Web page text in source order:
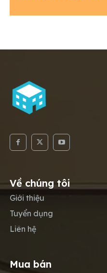
Về chúng tôi
Giới thiệu
Tuyển dụng
Liên hệ
Mua bán